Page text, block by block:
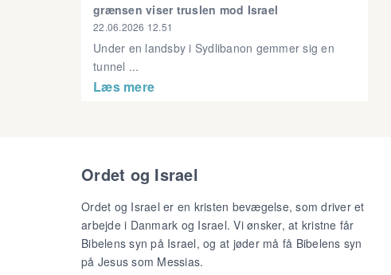
grænsen viser truslen mod Israel
22.06.2026 12.51
Under en landsby i Sydlibanon gemmer sig en
tunnel ...
Læs mere
Ordet og Israel
Ordet og Israel er en kristen bevægelse, som driver et
arbejde i Danmark og Israel. Vi ønsker, at kristne får
Bibelens syn på Israel, og at jøder må få Bibelens syn
på Jesus som Messias.